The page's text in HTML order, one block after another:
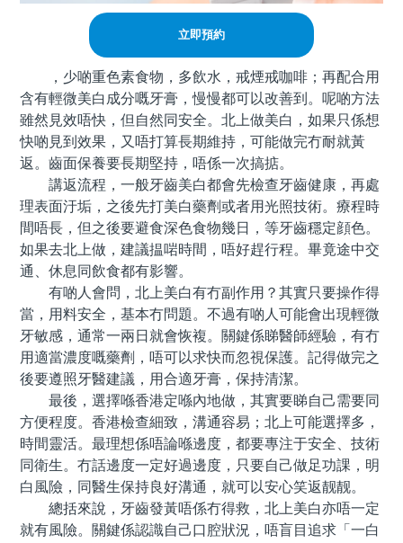
立即預約
，少啲重色素食物，多飲水，戒煙戒咖啡；再配合用
含有輕微美白成分嘅牙膏，慢慢都可以改善到。呢啲方法
雖然見效唔快，但自然同安全。北上做美白，如果只係想
快啲見到效果，又唔打算長期維持，可能做完冇耐就黃
返。齒面保養要長期堅持，唔係一次搞掂。
講返流程，一般牙齒美白都會先檢查牙齒健康，再處
理表面汙垢，之後先打美白藥劑或者用光照技術。療程時
間唔長，但之後要避食深色食物幾日，等牙齒穩定顔色。
如果去北上做，建議揾啱時間，唔好趕行程。畢竟途中交
通、休息同飲食都有影響。
有啲人會問，北上美白有冇副作用？其實只要操作得
當，用料安全，基本冇問題。不過有啲人可能會出現輕微
牙敏感，通常一兩日就會恢複。關鍵係睇醫師經驗，有冇
用適當濃度嘅藥劑，唔可以求快而忽視保護。記得做完之
後要遵照牙醫建議，用合適牙膏，保持清潔。
最後，選擇喺香港定喺內地做，其實要睇自己需要同
方便程度。香港檢查細致，溝通容易；北上可能選擇多，
時間靈活。最理想係唔論喺邊度，都要專注于安全、技術
同衛生。冇話邊度一定好過邊度，只要自己做足功課，明
白風險，同醫生保持良好溝通，就可以安心笑返靓靓。
總括來說，牙齒發黃唔係冇得救，北上美白亦唔一定
就有風險。關鍵係認識自己口腔狀況，唔盲目追求「一白